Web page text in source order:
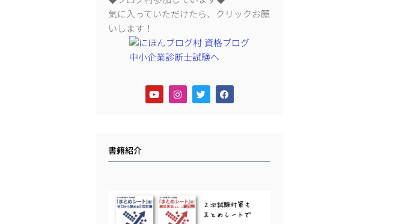
気に入っていただけたら、クリックお願
いします！
書籍紹介